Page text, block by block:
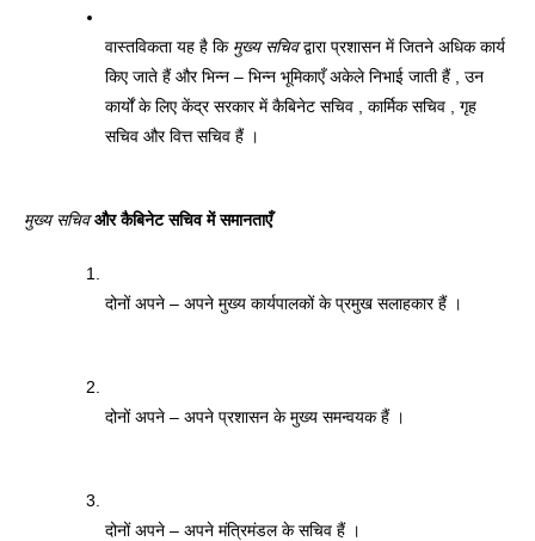
वास्तविकता यह है कि मुख्य सचिव द्वारा प्रशासन में जितने अधिक कार्य
किए जाते हैं और भिन्न – भिन्न भूमिकाएँ अकेले निभाई जाती हैं , उन
कार्यों के लिए केंद्र सरकार में कैबिनेट सचिव , कार्मिक सचिव , गृह
सचिव और वित्त सचिव हैं ।
मुख्य सचिव और कैबिनेट सचिव में समानताएँ
दोनों अपने – अपने मुख्य कार्यपालकों के प्रमुख सलाहकार हैं ।
दोनों अपने – अपने प्रशासन के मुख्य समन्वयक हैं ।
दोनों अपने – अपने मंत्रिमंडल के सचिव हैं ।